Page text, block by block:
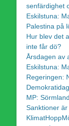
senfärdighet
Eskilstuna:
Palestina på
Hur blev det
inte får dö?
Årsdagen av
Eskilstuna:
Regeringen:
MP:
Sanktioner